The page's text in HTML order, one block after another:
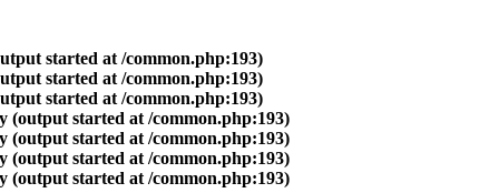
started at /common.php:193)
started at /common.php:193)
started at /common.php:193)
(output started at /common.php:193)
(output started at /common.php:193)
(output started at /common.php:193)
(output started at /common.php:193)